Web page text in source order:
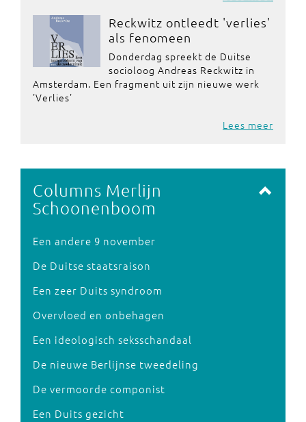
Reckwitz ontleedt 'verlies'
als fenomeen
Donderdag spreekt de Duitse
socioloog Andreas Reckwitz in
Amsterdam. Een fragment uit zijn nieuwe werk
'Verlies'
Lees meer
Columns Merlijn
Schoonenboom
Een andere 9 november
De Duitse staatsraison
Een zeer Duits syndroom
Overvloed en onbehagen
Een ideologisch seksschandaal
De nieuwe Berlijnse tweedeling
De vermoorde componist
Een Duits gezicht